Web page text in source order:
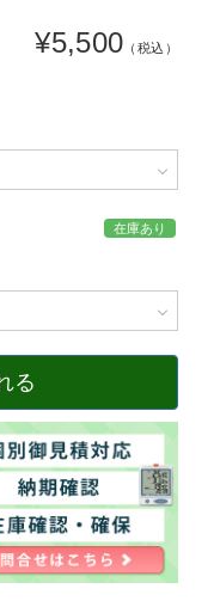
¥5,500 （税込）
在庫あり
る